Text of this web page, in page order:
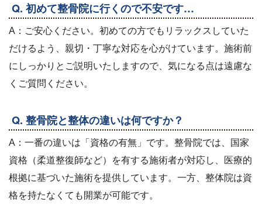
Q. 初めて整骨院に行くので不安です…
A：ご安心ください。初めての方でもリラックスしていた
だけるよう、親切・丁寧な対応を心がけています。施術前
にしっかりとご説明いたしますので、気になる点は遠慮な
くご質問ください。
Q. 整骨院と整体の違いは何ですか？
A：一番の違いは「資格の有無」です。整骨院では、国家
資格（柔道整復師など）を有する施術者が対応し、医療的
根拠に基づいた施術を提供しています。一方、整体院は資
格を持たなくても開業が可能です。